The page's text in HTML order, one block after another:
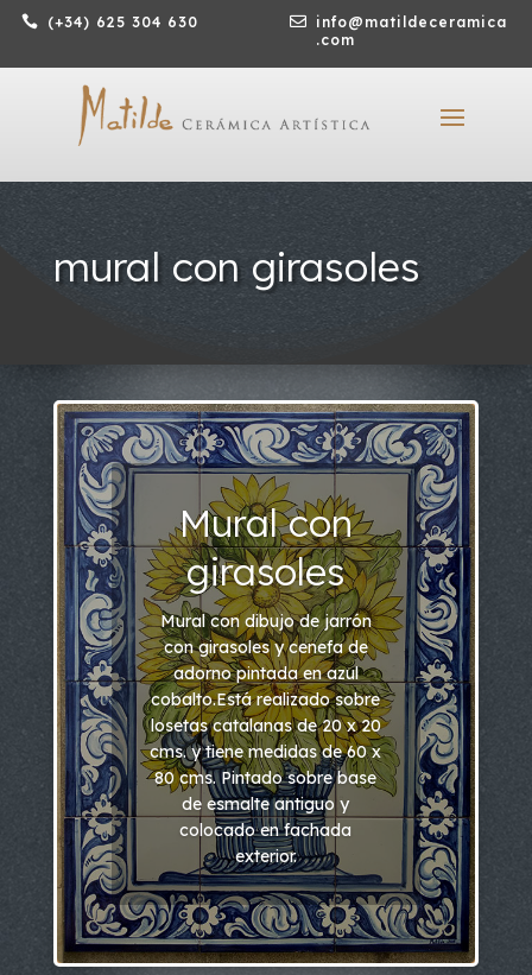
 (+34) 625 304 630 
info@matildeceramica
.com
mural con girasoles
Mural con
girasoles
Mural con dibujo de jarrón
con girasoles y cenefa de
adorno pintada en azul
cobalto.Está realizado sobre
losetas catalanas de 20 x 20
cms. y tiene medidas de 60 x
80 cms. Pintado sobre base
de esmalte antiguo y
colocado en fachada
exterior.